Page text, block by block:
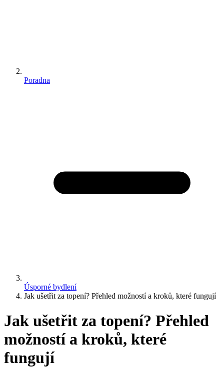
Poradna
Úsporné bydlení
Jak ušetřit za topení? Přehled možností a kroků, které fungují
Jak ušetřit za topení? Přehled
možností a kroků, které
fungují